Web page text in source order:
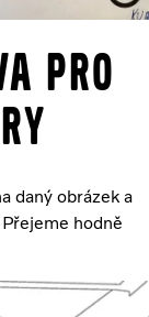
pro
daný obrázek a
hodně